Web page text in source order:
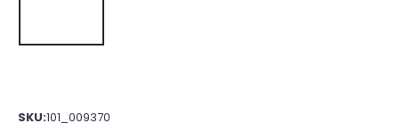
SKU:101_009370